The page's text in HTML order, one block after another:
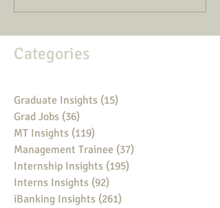
Categories
Graduate Insights (15)
Grad Jobs (36)
MT Insights (119)
Management Trainee (37)
Internship Insights (195)
Interns Insights (92)
iBanking Insights (261)